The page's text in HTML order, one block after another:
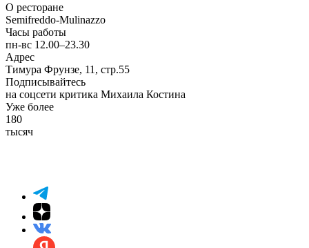
О ресторане
Semifreddo-Mulinazzo
Часы работы
пн-вс 12.00–23.30
Адрес
Тимура Фрунзе, 11, стр.55
Подписывайтесь
на соцсети критика Михаила Костина
Уже более
180
тысяч